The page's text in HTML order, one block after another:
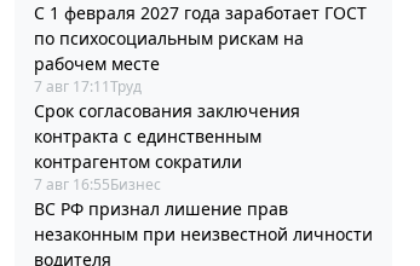
С 1 февраля 2027 года заработает ГОСТ
по психосоциальным рискам на
рабочем месте
7 авг 17:11Труд
Срок согласования заключения
контракта с единственным
контрагентом сократили
7 авг 16:55Бизнес
ВС РФ признал лишение прав
незаконным при неизвестной личности
водителя